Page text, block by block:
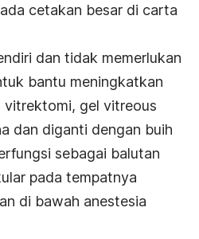
cetakan besar di carta
dan tidak memerlukan
bantu meningkatkan
vitrektomi, gel vitreous
dan diganti dengan buih
sebagai balutan
pada tempatnya
di bawah anestesia